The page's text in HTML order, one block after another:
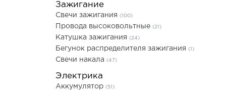
Зажигание
Свечи зажигания (100)
Провода высоковольтные (21)
Катушка зажигания (24)
Бегунок распределителя зажигания (1)
Свечи накала (47)
Электрика
Аккумулятор (51)